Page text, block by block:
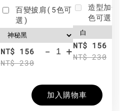
百變披肩(5色可
選)
NT$ 156
NT$ 230
- +
造型加分
色可選)
NT$ 156
NT$ 230
加入購物車